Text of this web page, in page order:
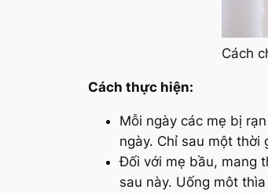
Cách
Cách thực hiện:
Mỗi ngày các mẹ bị
ngày. Chỉ sau một thời
Đối với mẹ bầu, mang
sau này. Uống môt